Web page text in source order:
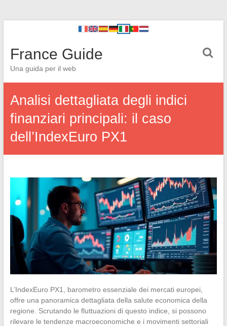
France Guide
Una guida per il web
Analisi dettagliata degli indici
finanziari principali: il caso
dell’IndexEuro PX1
L’IndexEuro PX1, barometro essenziale dei mercati europei,
offre una panoramica dettagliata della salute economica della
regione. Scrutando le fluttuazioni di questo indice, si possono
rilevare le tendenze macroeconomiche e i movimenti settoriali